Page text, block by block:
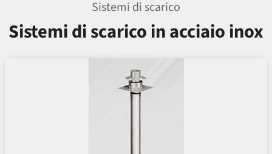
Sistemi di scarico
Sistemi di scarico in acciaio inox